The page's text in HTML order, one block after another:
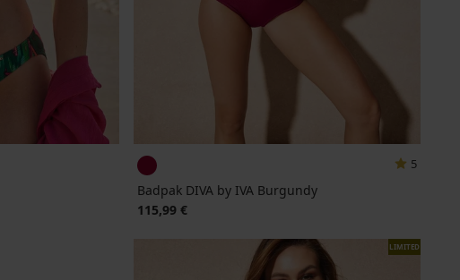
5
Badpak DIVA by IVA Burgundy
115,99 €
LIMITED